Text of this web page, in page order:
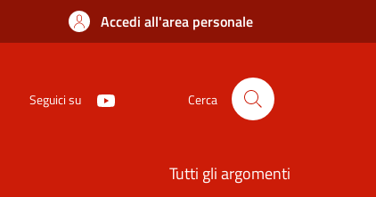
Accedi all'area personale
Seguici su Cerca
Tutti gli argomenti